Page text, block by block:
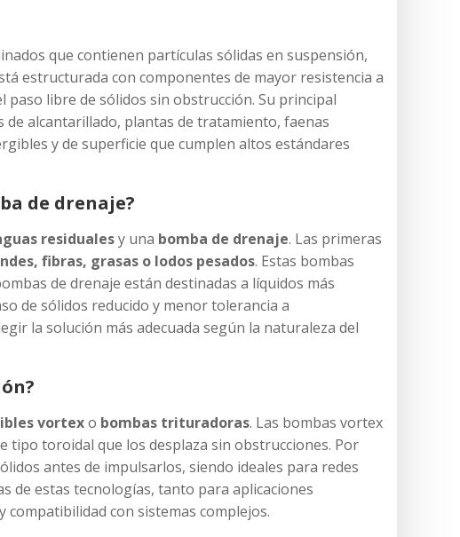
que contienen partículas sólidas en suspensión,
estructurada con componentes de mayor resistencia a
libre de sólidos sin obstrucción. Su principal
de alcantarillado, plantas de tratamiento, faenas
y de superficie que cumplen altos estándares
de drenaje?
residualesy una bomba de drenaje. Las primeras
fibras, grasas o lodos pesados. Estas bombas
de drenaje están destinadas a líquidos más
de sólidos reducido y menor tolerancia a
la solución más adecuada según la naturaleza del
vortexo bombas trituradoras. Las bombas vortex
tipo toroidal que los desplaza sin obstrucciones. Por
antes de impulsarlos, siendo ideales para redes
de estas tecnologías, tanto para aplicaciones
compatibilidad con sistemas complejos.